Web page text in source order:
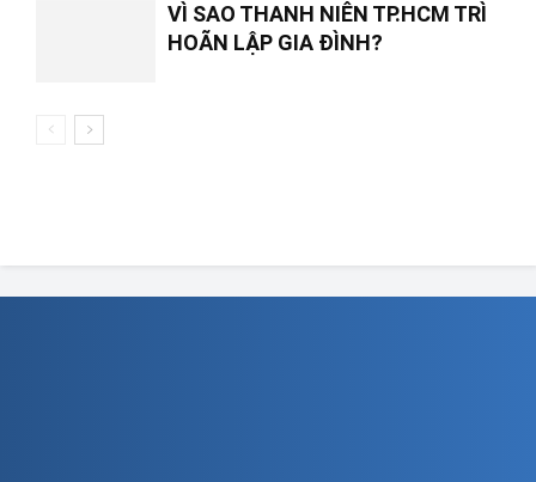
VÌ SAO THANH NIÊN TP.HCM TRÌ
HOÃN LẬP GIA ĐÌNH?